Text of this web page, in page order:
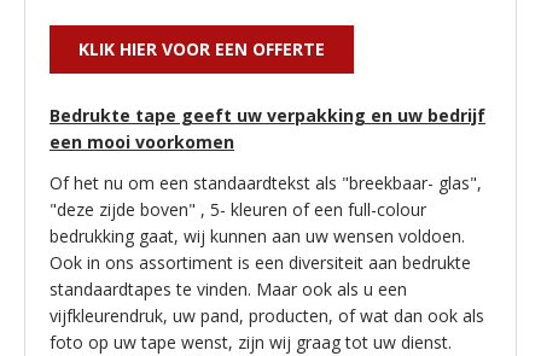
KLIK HIER VOOR EEN OFFERTE
Bedrukte tape geeft uw verpakking en uw bedrijf
een mooi voorkomen
Of het nu om een standaardtekst als "breekbaar- glas",
"deze zijde boven" , 5- kleuren of een full-colour
bedrukking gaat, wij kunnen aan uw wensen voldoen.
Ook in ons assortiment is een diversiteit aan bedrukte
standaardtapes te vinden. Maar ook als u een
vijfkleurendruk, uw pand, producten, of wat dan ook als
foto op uw tape wenst, zijn wij graag tot uw dienst.